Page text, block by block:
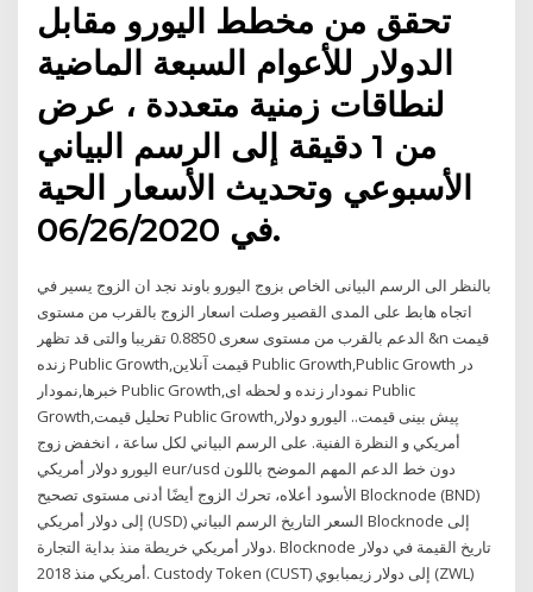
تحقق من مخطط اليورو مقابل
الدولار للأعوام السبعة الماضية
لنطاقات زمنية متعددة ، عرض
من 1 دقيقة إلى الرسم البياني
الأسبوعي وتحديث الأسعار الحية
في 06/26/2020.
بالنظر الى الرسم البيانى الخاص بزوج اليورو باوند نجد ان الزوج يسير في
اتجاه هابط على المدى القصير وصلت اسعار الزوج بالقرب من مستوى
الدعم بالقرب من مستوى سعرى 0.8850 تقريبا والتى قد تظهر &n قیمت
زنده Public Growth,قیمت آنلاین Public Growth,Public Growth در
خبرها,نمودار Public Growth,نمودار زنده و لحظه ای Public
Growth,تحلیل قیمت Public Growth,پیش بینی قیمت.. اليورو دولار
أمريكي و النظرة الفنية. على الرسم البياني لكل ساعة ، انخفض زوج
اليورو دولار أمريكي eur/usd دون خط الدعم المهم الموضح باللون
الأسود أعلاه، تحرك الزوج أيضًا أدنى مستوى تصحيح Blocknode (BND)
إلى دولار أمريكي (USD) السعر التاريخ الرسم البياني Blocknode إلى
دولار أمريكي خريطة منذ بداية التجارة. Blocknode تاريخ القيمة في دولار
أمريكي منذ 2018. Custody Token (CUST) إلى دولار زيمبابوي (ZWL)